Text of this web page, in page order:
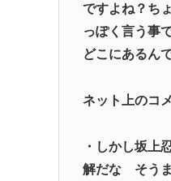
Powered by livedoor 相互
ですよね？ち
っぽく言う事
どこにあるん
ネット上のコ
・しかし坂上
解だな そう